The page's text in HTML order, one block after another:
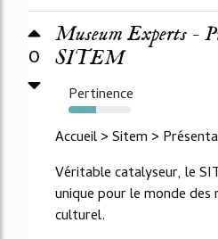
0
Museum Experts -
SITEM
Pertinence
44%
Accueil > Sitem >
Véritable catalyseur, le
unique pour le monde
culturel.